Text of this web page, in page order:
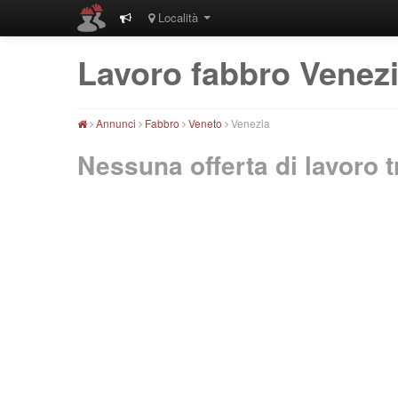
Località
Lavoro fabbro
Annunci Fabbro Veneto Venezia
Nessuna offerta di lavoro